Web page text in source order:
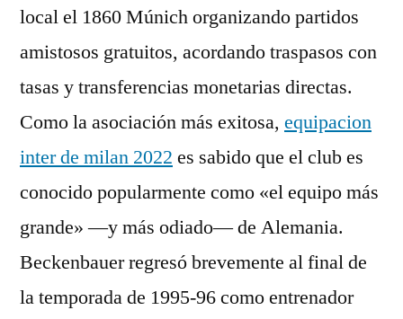
local el 1860 Múnich organizando partidos
amistosos gratuitos, acordando traspasos con
tasas y transferencias monetarias directas.
Como la asociación más exitosa, equipacion
inter de milan 2022 es sabido que el club es
conocido popularmente como «el equipo más
grande» —y más odiado— de Alemania.
Beckenbauer regresó brevemente al final de
la temporada de 1995-96 como entrenador